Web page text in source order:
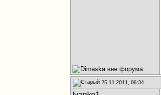
25.11.2011, 06:34